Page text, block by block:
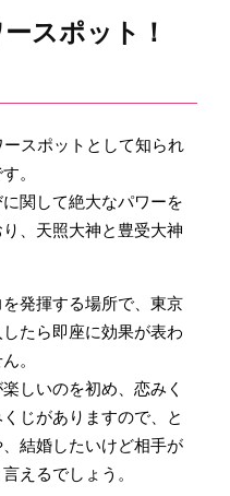
スポット！
スポットとして知られ
。
関して絶大なパワーを
、天照大神と豊受大神
発揮する場所で、東京
たら即座に効果が表わ
。
しいのを初め、恋みく
じがありますので、と
結婚したいけど相手が
えるでしょう。